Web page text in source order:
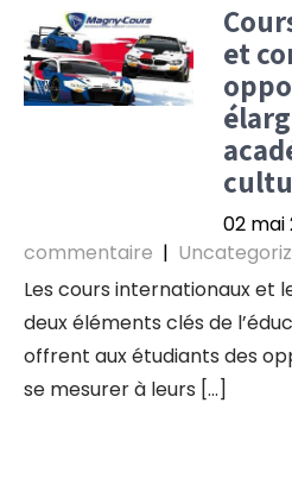
et
02 mai
commentaire |
Les cours internationaux et
deux éléments clés de
offrent aux étudiants des
se mesurer à leurs […]